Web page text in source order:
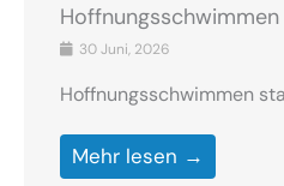
Hoffnungsschwimmen
30 Juni, 2026
Hoffnungsschwimmen
Mehr lesen →